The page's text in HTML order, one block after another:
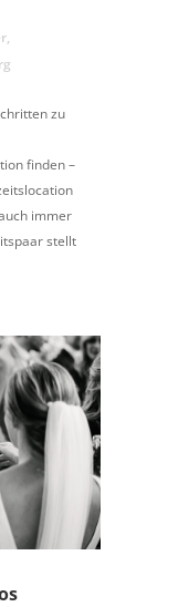
,
zu
finden –
immer
stellt